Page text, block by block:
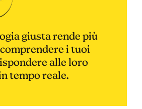
giusta rende più
i tuoi
alle loro
tempo reale.